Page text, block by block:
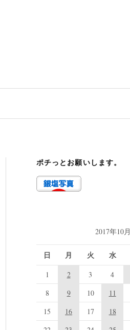
ポチっとお願いします。
2017年10月
日 月 火 水
1 2 3 4
8
9 10 11
15
16 17 18